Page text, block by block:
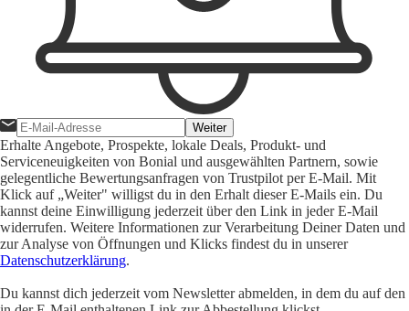
Weiter
Erhalte Angebote, Prospekte, lokale Deals, Produkt- und
Serviceneuigkeiten von Bonial und ausgewählten Partnern, sowie
gelegentliche Bewertungsanfragen von Trustpilot per E-Mail. Mit
Klick auf „Weiter" willigst du in den Erhalt dieser E-Mails ein. Du
kannst deine Einwilligung jederzeit über den Link in jeder E-Mail
widerrufen. Weitere Informationen zur Verarbeitung Deiner Daten und
zur Analyse von Öffnungen und Klicks findest du in unserer
Datenschutzerklärung.
Du kannst dich jederzeit vom Newsletter abmelden, in dem du auf den